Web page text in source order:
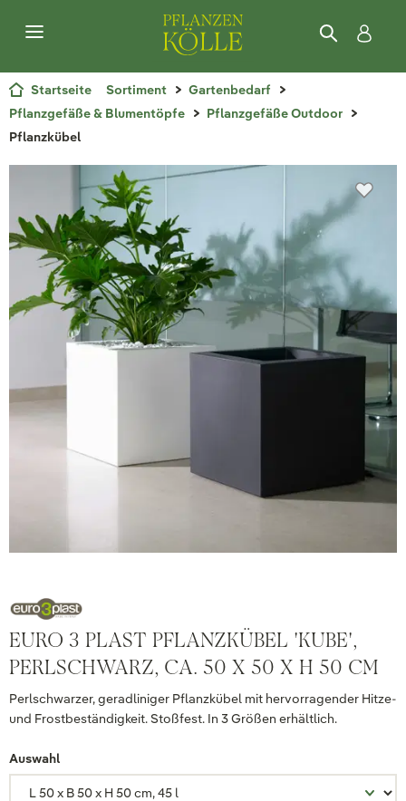
Startseite Sortiment
Gartenbedarf
Pflanzgefäße & Blumentöpfe
Pflanzgefäße Outdoor
Pflanzkübel
EURO 3 PLAST PFLANZKÜBEL 'KUBE',
PERLSCHWARZ, CA. 50 X 50 X H 50 CM
Perlschwarzer, geradliniger Pflanzkübel mit hervorragender Hitze-
und Frostbeständigkeit. Stoßfest. In 3 Größen erhältlich.
Auswahl